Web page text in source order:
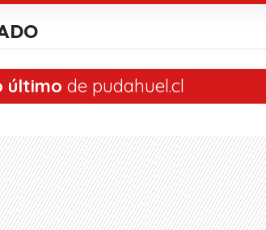
último de pudahuel.cl